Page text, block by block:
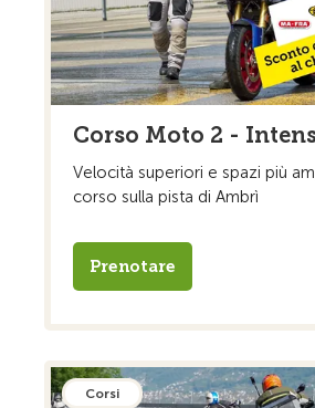
Corso Moto 2 -
Velocità superiori e spazi più
corso sulla pista di Ambrì
Prenotare
Corsi